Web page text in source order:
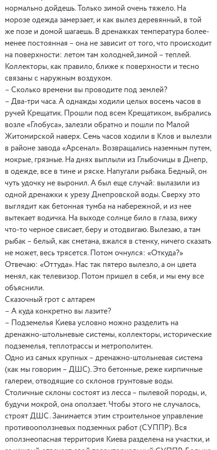
нормально дойдешь. Только зимой очень тяжело. На
морозе одежда замерзает, и как вылез деревянный, в той
же позе и домой шагаешь. В дренажках температура более-
менее постоянная – она не зависит от того, что происходит
на поверхности: летом там холодней,зимой – теплей.
Коллекторы, как правило, ближе к поверхности и тесно
связаны с наружным воздухом.
– Сколько времени вы проводите под землей?
– Два-три часа. А однажды ходили целых восемь часов в
ручей Крещатик. Прошли под всем Крещатиком, выбрались
возле «Глобуса», залезли обратно и пошли по Малой
Житомирской наверх. Семь часов ходили в Клов и вылезли
в районе завода «Арсенал». Возвращались наземным путем,
мокрые, грязные. На днях выплыли из Глыбочицы в Днепр,
в одежде, все в тине и ряске. Напугали рыбака. Бедный, он
чуть удочку не выронил. А был еще случай: вылазили из
одной дренажки к урезу Днепровской воды. Сверху это
выглядит как бетонная тумба на набережной, и из нее
вытекает водичка. На выходе солнце било в глаза, вижу
что-то черное свисает, беру и отодвигаю. Вылезаю, а там
рыбак – белый, как сметана, вжался в стенку, ничего сказать
не может, весь трясется. Потом очнулся: «Откуда?»
Отвечаю: «Оттуда». Нас так пятеро вылезло, а он цвета
менял, как телевизор. Потом пришел в себя, и мы ему все
объяснили.
Сказочный грот с алтарем
– А куда конкретно вы лазите?
– Подземелья Киева условно можно разделить на
дренажно-штольневые системы, коллекторы, исторические
подземелья, теплотрассы и метрополитен.
Одно из самых крупных – дренажно-штольневая система
(как мы говорим – ДШС). Это бетонные, реже кирпичные
галереи, отводящие со склонов грунтовые воды.
Столичные склоны состоят из лесса – пылевой породы, и,
будучи мокрой, она оползает. Чтобы этого не случалось,
строят ДШС. Занимается этим строительное управление
противооползневых подземных работ (СУППР). Вся
оползнеопасная территория Киева разделена на участки, и